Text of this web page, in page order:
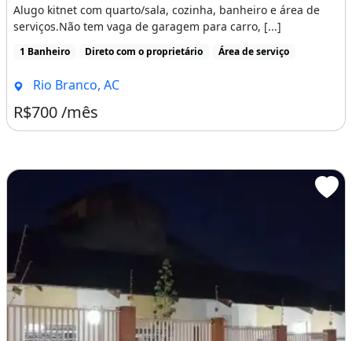
Alugo kitnet com quarto/sala, cozinha, banheiro e área de
serviços.Não tem vaga de garagem para carro, [...]
1 Banheiro Direto com o proprietário Área de serviço
Rio Branco, AC
R$700 /mês